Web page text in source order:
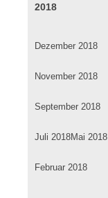
2018
Dezember 2018
November 2018
September 2018
Juli 2018Mai 2018
Februar 2018